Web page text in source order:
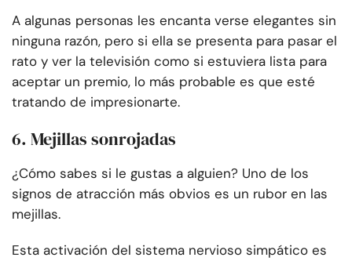
A algunas personas les encanta verse elegantes sin
ninguna razón, pero si ella se presenta para pasar el
rato y ver la televisión como si estuviera lista para
aceptar un premio, lo más probable es que esté
tratando de impresionarte.
6. Mejillas sonrojadas
¿Cómo sabes si le gustas a alguien? Uno de los
signos de atracción más obvios es un rubor en las
mejillas.
Esta activación del sistema nervioso simpático es